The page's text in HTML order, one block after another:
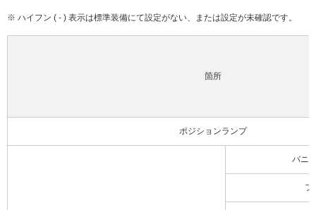
※ ハイフン ( - ) 表示は標準装備にて設定がない、または設定が未確認です。
箇所
ポジションランプ
バニ
フ